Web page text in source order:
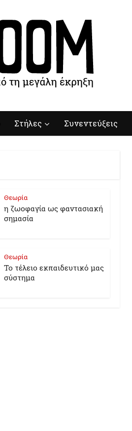
Στήλες Συνεντεύξεις
Θεωρία
η ζωοφαγία ως φαντασιακή
Θεωρία
Το τέλειο εκπαιδευτικό μας
σύστημα